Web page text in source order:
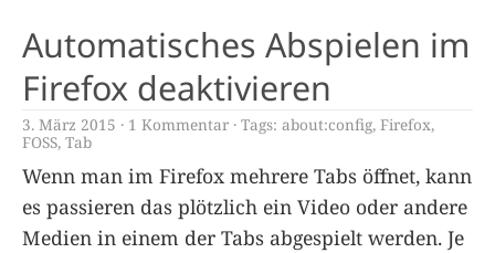
Automatisches Abspielen im
Firefox deaktivieren
3. März 2015 1 Kommentar Tags: about:config, Firefox,
FOSS, Tab
Wenn man im Firefox mehrere Tabs öffnet, kann
es passieren das plötzlich ein Video oder andere
Medien in einem der Tabs abgespielt werden. Je